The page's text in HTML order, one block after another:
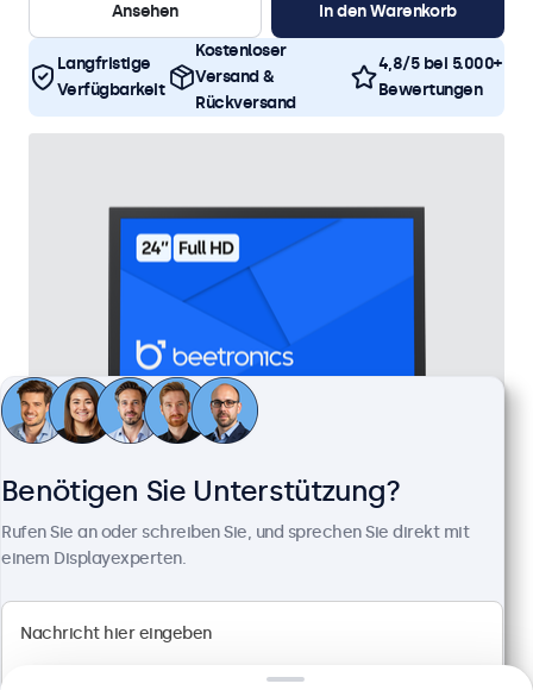
Ansehen
In den Warenkorb
Langfristige
Verfügbarkeit
Kostenloser
Versand &
Rückversand
4,8/5 bei 5.000+
Bewertungen
24 Zoll Monitor Metall
Artikelnummer:24HD7M
100+ Stück auf Lager
Anschlüsse: HDMI, VGA, BNC, RCA-Cinch
Benötigen Sie Unterstützung?
Rufen Sie an oder schreiben Sie, und sprechen Sie direkt mit
einem Displayexperten.